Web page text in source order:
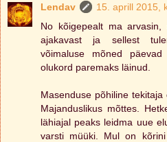
Lendav
15. aprill 2015,
No kõigepealt ma
ajakavast ja sellest
võimaluse mõned
olukord paremaks läinud.
Masenduse põhiline tekitaja
Majanduslikus mõttes.
lähiajal peaks leidma uue
varsti müüki. Mul on